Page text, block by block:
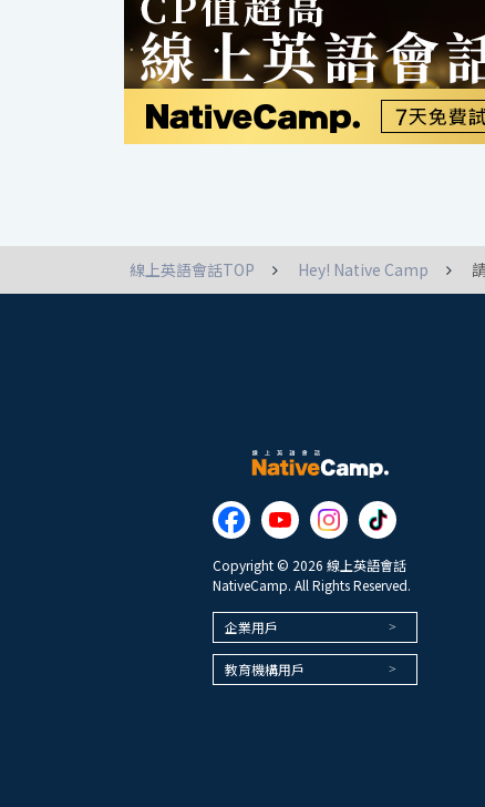
線上英語會話TOP Hey! Native Camp
Copyright © 2026 線上英語會話
NativeCamp. All Rights Reserved.
企業用戶
教育機構用戶